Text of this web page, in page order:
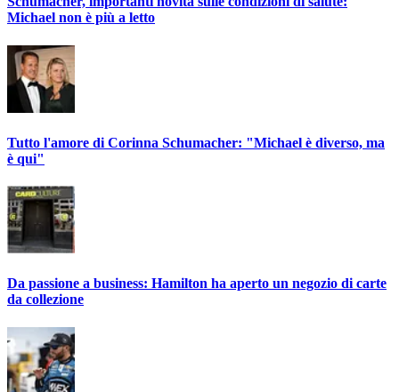
Michael non è più a letto
Tutto l'amore di Corinna Schumacher: "Michael è diverso, ma
è qui"
Da passione a business: Hamilton ha aperto un negozio di carte
da collezione